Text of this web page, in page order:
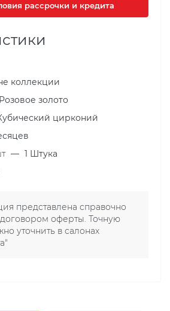
рассрочки и кредита
коллекции
Розовое золото
цирконий
— 1 Штука
представлена справочно
договором оферты. Точную
уточнить в салонах